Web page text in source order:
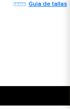
Guia de tallas